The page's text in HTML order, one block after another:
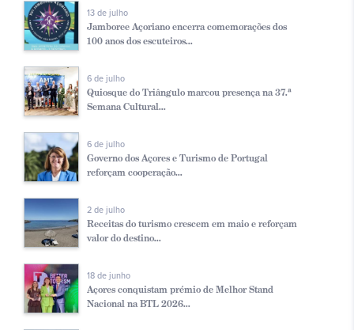
13 de julho
Jamboree Açoriano encerra comemorações dos
100 anos dos escuteiros...
6 de julho
Quiosque do Triângulo marcou presença na 37.ª
Semana Cultural...
6 de julho
Governo dos Açores e Turismo de Portugal
reforçam cooperação...
2 de julho
Receitas do turismo crescem em maio e reforçam
valor do destino...
18 de junho
Açores conquistam prémio de Melhor Stand
Nacional na BTL 2026...